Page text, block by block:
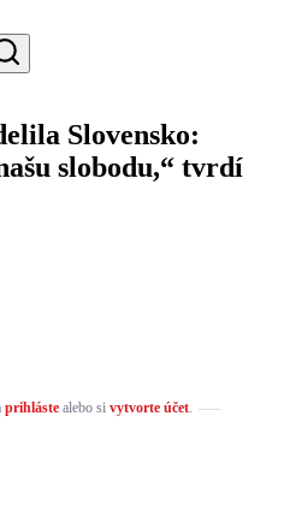
Search
Slovensko:
slobodu,“ tvrdí
prihlástealebo si vytvorte účet.